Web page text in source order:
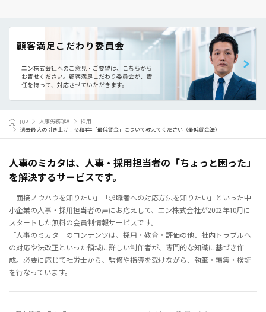
顧客満足こだわり委員会
エン株式会社へのご意見・ご要望は、こちらから
お寄せください。 顧客満足こだわり委員会が、責
任を持って、対応させていただきます。
TOP 人事労務Q&A
採用
過去最大の引き上げ！令和4年「最低賃金」について教えてください（最低賃金法）
人事のミカタは、人事・採用担当者の「ちょっと困った」
を解決するサービスです。
「面接ノウハウを知りたい」「求職者への対応方法を知りたい」といった中
小企業の人事・採用担当者の声にお応えして、エン株式会社が2002年10月に
スタートした無料の会員制情報サービスです。
「人事のミカタ」のコンテンツは、採用・教育・評価の他、社内トラブルへ
の対応や法改正といった領域に詳しい制作者が、専門的な知識に基づき作
成。必要に応じて社労士から、監修や指導を受けながら、執筆・編集・検証
を行なっています。